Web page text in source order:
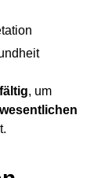
, um
wesentlichen